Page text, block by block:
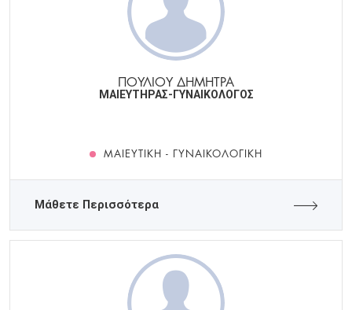
ΠΟΥΛΙΟΥ ΔΗΜΗΤΡΑ
ΜΑΙΕΥΤΗΡΑΣ-ΓΥΝΑΙΚΟΛΟΓΟΣ
ΜΑΙΕΥΤΙΚΉ - ΓΥΝΑΙΚΟΛΟΓΙΚΉ
Μάθετε Περισσότερα